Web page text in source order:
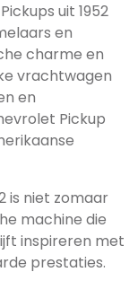
uit 1952
en
charme en
vrachtwagen
en
Pickup
is niet zomaar
machine die
inspireren met
prestaties.